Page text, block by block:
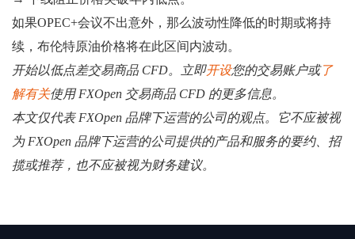
如果OPEC+会议不出意外，那么波动性降低的时期或将持
续，布伦特原油价格将在此区间内波动。
开始以低点差交易商品 CFD。立即开设您的交易账户或了
解有关使用 FXOpen 交易商品 CFD 的更多信息。
本文仅代表 FXOpen 品牌下运营的公司的观点。它不应被视
为 FXOpen 品牌下运营的公司提供的产品和服务的要约、招
揽或推荐，也不应被视为财务建议。